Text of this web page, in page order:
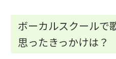
ボーカルスクールで
思ったきっかけは？